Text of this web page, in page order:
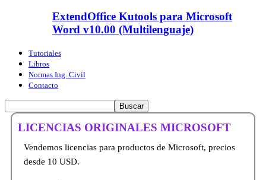
ExtendOffice Kutools para Microsoft
Word v10.00 (Multilenguaje)
Tutoriales
Libros
Normas Ing. Civil
Contacto
LICENCIAS ORIGINALES MICROSOFT
Vendemos licencias para productos de Microsoft, precios
desde 10 USD.